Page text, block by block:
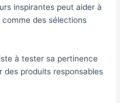
inspirantes peut aider à
des sélections
à tester sa pertinence
produits responsables